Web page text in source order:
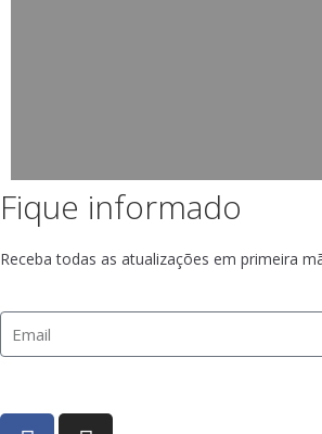
Fique informado
Receba todas as atualizações em primeira